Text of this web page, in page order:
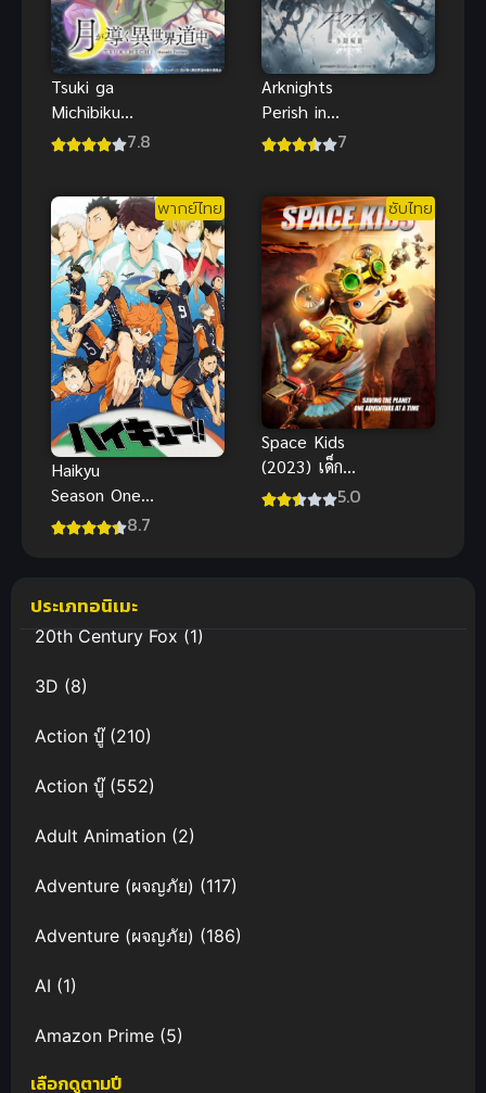
Tsuki ga
Michibiku
Isekai
จันทรานำพาสู่
ต่างโลก
7.8
Arknights
Perish in
Frost สงคราม
7
พากย์ไทย
Haikyu
Season One
Anime ไฮคิว8.7
ซับไทย
Space Kids
(2023) เด็ก
อวกาศ ซับไทย
5.0
ประเภทอนิเมะ
20th Century Fox(1)
3D (8)
Action บู๊(210)
Action บู๊(552)
Adult Animation (2)
Adventure (ผจญภัย) (117)
Adventure (ผจญภัย) (186)
AI (1)
Amazon Prime (5)
Anal (ประตูหลัง)
เลือกดูตามปี